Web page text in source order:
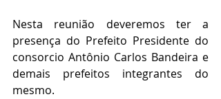
Nesta reunião deveremos ter a
presença do Prefeito Presidente do
consorcio Antônio Carlos Bandeira e
demais prefeitos integrantes do
mesmo.